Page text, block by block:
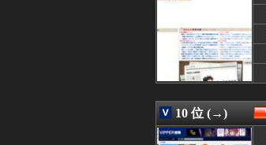
08/08 03:05
08/08 03:05
08/08 03:03
08/08 03:03
08/08 03:03
08/08 03:02
08/08 03:01
10 位 (→)